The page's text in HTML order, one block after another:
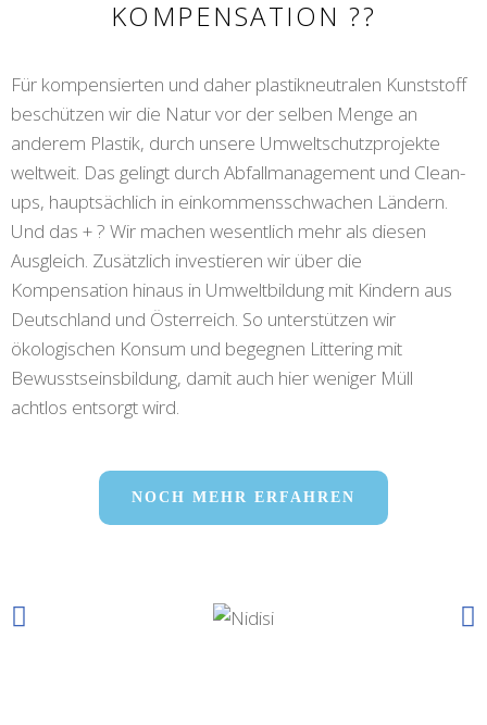
KOMPENSATION ??
Für kompensierten und daher plastikneutralen Kunststoff
beschützen wir die Natur vor der selben Menge an
anderem Plastik, durch unsere Umweltschutzprojekte
weltweit. Das gelingt durch Abfallmanagement und Clean-
ups, hauptsächlich in einkommensschwachen Ländern.
Und das + ? Wir machen wesentlich mehr als diesen
Ausgleich. Zusätzlich investieren wir über die
Kompensation hinaus in Umweltbildung mit Kindern aus
Deutschland und Österreich. So unterstützen wir
ökologischen Konsum und begegnen Littering mit
Bewusstseinsbildung, damit auch hier weniger Müll
achtlos entsorgt wird.
NOCH MEHR ERFAHREN